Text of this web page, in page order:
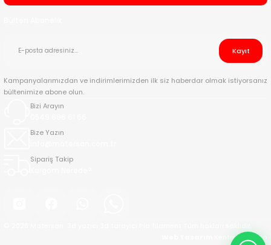
Kayıt
Kampanyalarımızdan ve indirimlerimizden ilk siz haberdar olmak istiyorsanız
bültenimize abone olun.
Bizi Arayın
Bize Yazın
Sipariş Takip
Kentmedia Seo